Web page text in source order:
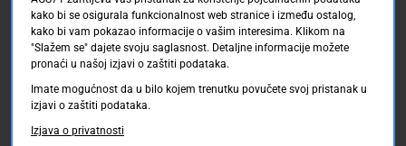
kako bi se osigurala funkcionalnost web stranice i između ostalog,
kako bi vam pokazao informacije o vašim interesima. Klikom na
"Slažem se" dajete svoju saglasnost. Detaljne informacije možete
pronaći u našoj izjavi o zaštiti podataka.
Imate mogućnost da u bilo kojem trenutku povučete svoj pristanak u
izjavi o zaštiti podataka.
Izjava o privatnosti